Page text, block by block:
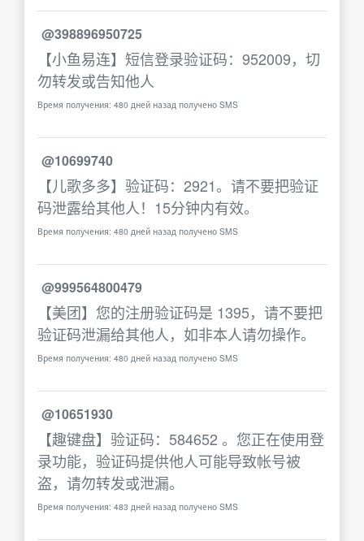
@398896950725
【小鱼易连】短信登录验证码：952009，切
勿转发或告知他人
Время получения: 480 дней назад получено SMS
@10699740
【儿歌多多】验证码：2921。请不要把验证
码泄露给其他人！15分钟内有效。
Время получения: 480 дней назад получено SMS
@999564800479
【美团】您的注册验证码是 1395，请不要把
验证码泄漏给其他人，如非本人请勿操作。
Время получения: 480 дней назад получено SMS
@10651930
【趣键盘】验证码：584652 。您正在使用登
录功能，验证码提供他人可能导致帐号被
盗，请勿转发或泄漏。
Время получения: 483 дней назад получено SMS